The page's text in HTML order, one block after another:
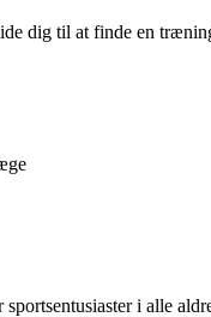
dig til at finde en
i alle